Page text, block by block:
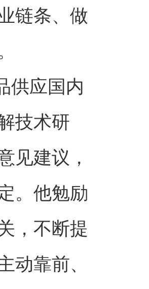
链条、做
供应国内
技术研
见建议，
。他勉励
，不断提
动靠前、